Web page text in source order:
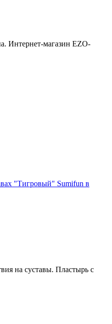
Интернет-магазин EZO-
"Тигровый" Sumifun в
на суставы. Пластырь с